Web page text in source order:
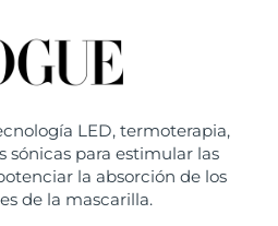
LED, termoterapia,
sónicas para estimular las
la absorción de los
de la mascarilla.